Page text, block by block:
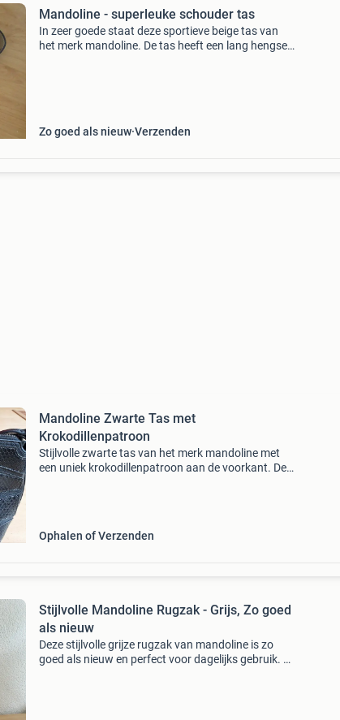
Mandoline - superleuke schouder tas
In zeer goede staat deze sportieve beige tas van
het merk mandoline. De tas heeft een lang hengsel
Zo goed als nieuw Verzenden
Mandoline Zwarte Tas met
Krokodillenpatroon
Stijlvolle zwarte tas van het merk mandoline met
een uniek krokodillenpatroon aan de voorkant. De
Ophalen of Verzenden
Stijlvolle Mandoline Rugzak - Grijs, Zo goed
als nieuw
Deze stijlvolle grijze rugzak van mandoline is zo
goed als nieuw en perfect voor dagelijks gebruik. De